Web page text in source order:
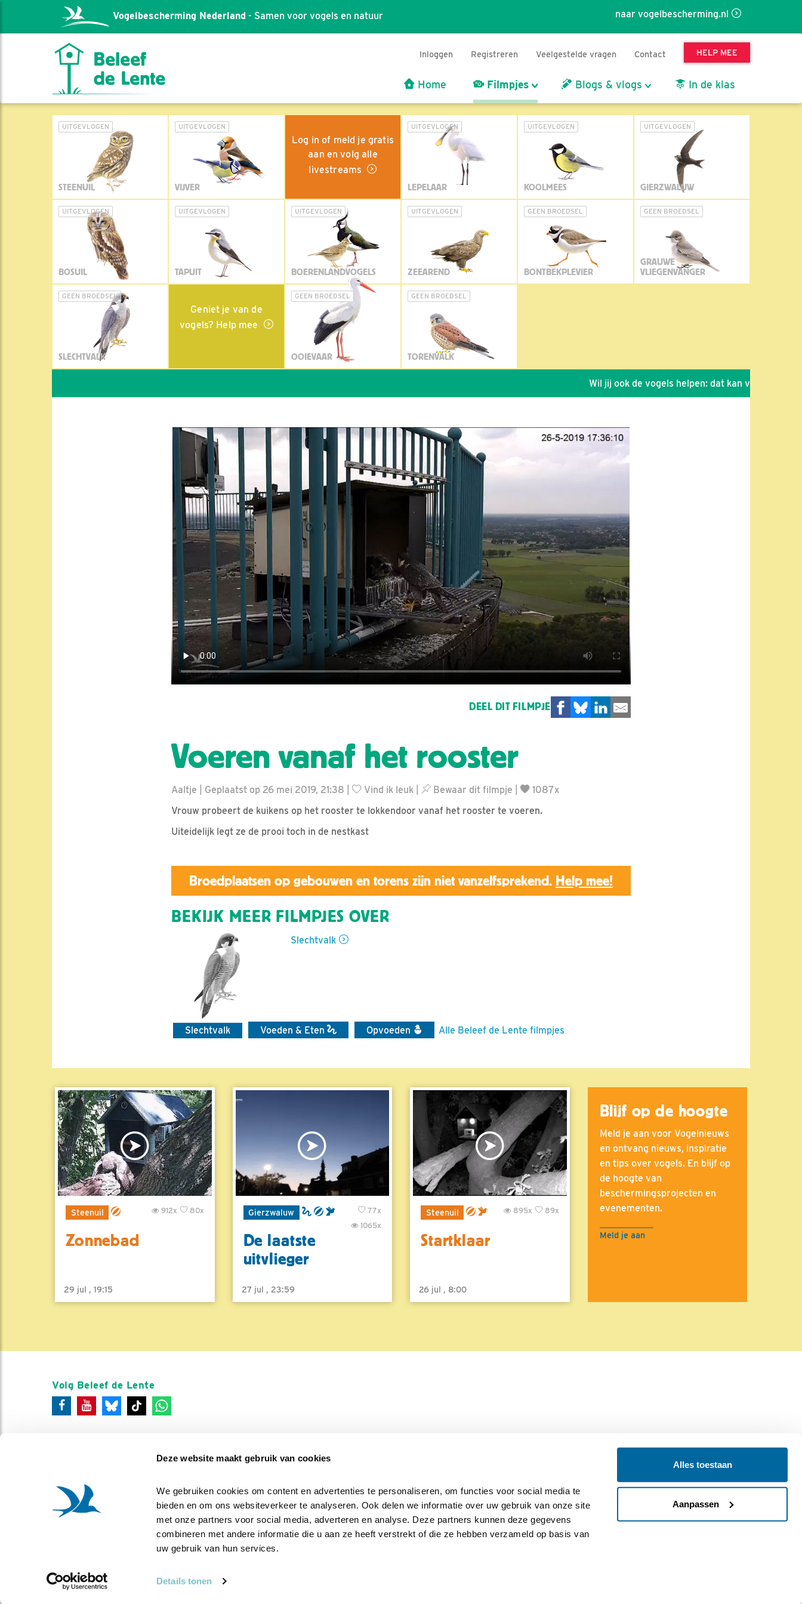
Deze website maakt gebruik van cookies
We gebruiken cookies om content en advertenties te personaliseren, om functies voor social media te
bieden en om ons websiteverkeer te analyseren. Ook delen we informatie over uw gebruik van onze site
met onze partners voor social media, adverteren en analyse. Deze partners kunnen deze gegevens
combineren met andere informatie die u aan ze heeft verstrekt of die ze hebben verzameld op basis van
uw gebruik van hun services.
Details tonen
Alles toestaan
Aanpassen
naar vogelbescherming.nl
Vogelbescherming Nederland - Samen voor vogels en natuur
Inloggen Registreren Veelgestelde vragen Contact HELP MEE
Home Filmpjes Blogs & vlogs In de klas
UITGEVLOGEN
STEENUIL
UITGEVLOGEN
VIJVER
Log in of meld je gratis
aan en volg alle
livestreams
UITGEVLOGEN
LEPELAAR
UITGEVLOGEN
KOOLMEES
UITGEVLOGEN
GIERZWALUW
UITGEVLOGEN
BOSUIL
UITGEVLOGEN
TAPUIT
UITGEVLOGEN
BOERENLANDVOGELS
UITGEVLOGEN
ZEEAREND
GEEN BROEDSEL
BONTBEKPLEVIER
GEEN BROEDSEL
GRAUWE
VLIEGENVANGER
GEEN BROEDSEL
SLECHTVALK
Geniet je van de
vogels? Help mee
GEEN BROEDSEL
OOIEVAAR
GEEN BROEDSEL
TORENVALK
Wil jij ook de vogels helpen: dat kan via de link!
DEEL DIT FILMPJE
Voeren vanaf het rooster
Aaltje | Geplaatst op 26 mei 2019, 21:38 | Vind ik leuk Bewaar dit filmpje
1087x
Vrouw probeert de kuikens op het rooster te lokkendoor vanaf het rooster te voeren.
Uiteidelijk legt ze de prooi toch in de nestkast
Broedplaatsen op gebouwen en torens zijn niet vanzelfsprekend. Help mee!
BEKIJK MEER FILMPJES OVER
Slechtvalk
Slechtvalk Voeden & Eten Opvoeden Alle Beleef de Lente filmpjes
Steenuil 80x
912x
Zonnebad
29 jul , 19:15
Gierzwaluw
77x
1065x
De laatste
uitvlieger
27 jul , 23:59
Steenuil 89x
895x
Startklaar
26 jul , 8:00
Blijf op de hoogte
Meld je aan voor Vogelnieuws
en ontvang nieuws, inspiratie
en tips over vogels. En blijf op
de hoogte van
beschermingsprojecten en
evenementen.
Meld je aan
Volg Beleef de Lente
Colofon